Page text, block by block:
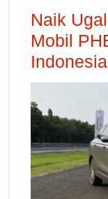
Naik
Mobil